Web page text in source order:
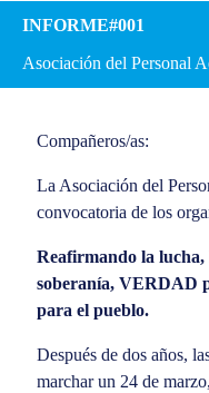
INFORME#001
Asociación del Personal
Compañeros/as:
La Asociación del
convocatoria de los
Reafirmando la
soberanía, VERDAD
para el pueblo.
Después de dos años,
marchar un 24 de